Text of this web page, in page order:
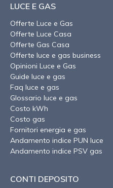
LUCE E GAS
Offerte Luce e Gas
Offerte Luce Casa
Offerte Gas Casa
Offerte luce e gas business
Opinioni Luce e Gas
Guide luce e gas
Faq luce e gas
Glossario luce e gas
Costo kWh
Costo gas
Fornitori energia e gas
Andamento indice PUN luce
Andamento indice PSV gas
CONTI DEPOSITO